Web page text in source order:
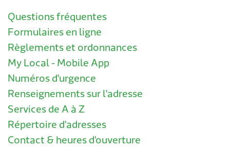
Questions fréquentes
Formulaires en ligne
Règlements et ordonnances
My Local - Mobile App
Numéros d'urgence
Renseignements sur l'adresse
Services de A à Z
Répertoire d'adresses
Contact & heures d'ouverture